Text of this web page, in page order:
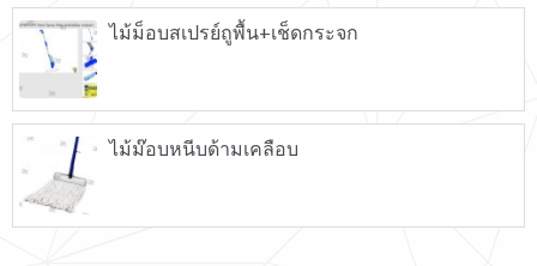
ไม้ม็อบสเปรย์ถูพื้น+เช็ดกระจก
ไม้ม๊อบหนีบด้ามเคลือบ